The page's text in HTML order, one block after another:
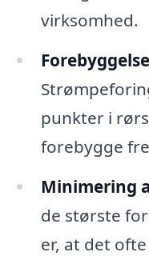
virksomhed.
punkter i
forebygge
Minimering
de største
er, at det